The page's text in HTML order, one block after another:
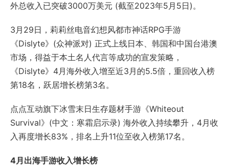
外总收入已突破3000万美元 (截至2023年5月5日)。
3月29日，莉莉丝电音幻想风都市神话RPG手游
《Dislyte》(众神派对) 正式上线日本、韩国和中国台港澳
市场，得益于本土名人代言等成功的宣发策略，
《Dislyte》4月海外收入增至近3月的5.5倍，重回收入榜
第18名，跃居增长榜第3名。
点点互动旗下冰雪末日生存题材手游《Whiteout
Survival》(中文：寒霜启示录) 海外收入持续攀升，4月收
入再度增长83%，排名上升11位至收入榜第17名。
4月出海手游收入增长榜